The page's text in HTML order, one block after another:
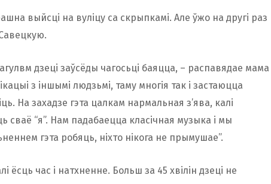
выйсці на вуліцу са скрыпкамі. Але ўжо на другі раз
дзеці заўсёды чагосьці баяцца, – распавядае мама
з іншымі людзьмі, таму многія так і застаюцца
На захадзе гэта цалкам нармальная з’ява, калі
сваё “я”. Нам падабаецца класічная музыка і мы
гэта робяць, ніхто нікога не прымушае”.
ёсць час і натхненне. Больш за 45 хвілін дзеці не